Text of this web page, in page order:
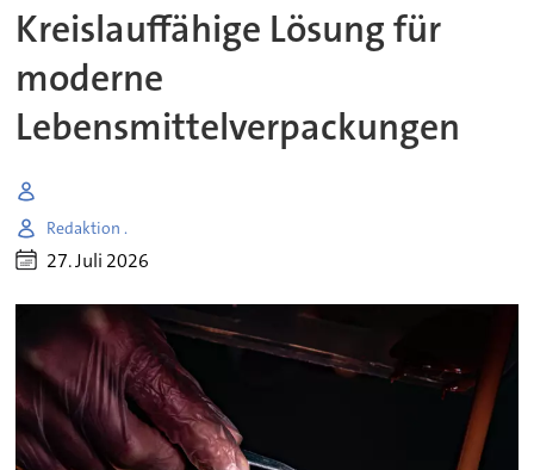
Kreislauffähige Lösung für
moderne
Lebensmittelverpackungen
Redaktion .
27. Juli 2026